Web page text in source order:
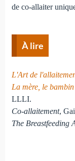
de co-allaiter
À lire
L'Art de
La mère, le
LLLI.
Co-allaitement,
The Breastfeeding